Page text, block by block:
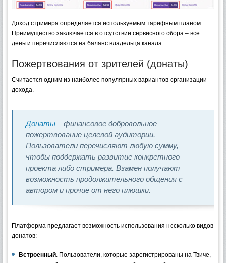
Доход стримера определяется используемым тарифным планом.
Преимущество заключается в отсутствии сервисного сбора – все
деньги перечисляются на баланс владельца канала.
Пожертвования от зрителей (донаты)
Считается одним из наиболее популярных вариантов организации
дохода.
Донаты – финансовое добровольное
пожертвование целевой аудитории.
Пользователи перечисляют любую сумму,
чтобы поддержать развитие конкретного
проекта либо стримера. Взамен получают
возможность продолжительного общения с
автором и прочие от него плюшки.
Платформа предлагает возможность использования несколько видов
донатов:
Встроенный. Пользователи, которые зарегистрированы на Твиче,